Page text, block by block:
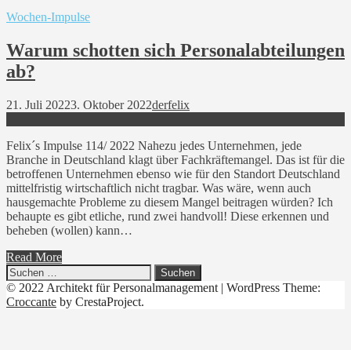
Wochen-Impulse
Warum schotten sich Personalabteilungen
ab?
21. Juli 20223. Oktober 2022derfelix
Felix´s Impulse 114/ 2022 Nahezu jedes Unternehmen, jede
Branche in Deutschland klagt über Fachkräftemangel. Das ist für die
betroffenen Unternehmen ebenso wie für den Standort Deutschland
mittelfristig wirtschaftlich nicht tragbar. Was wäre, wenn auch
hausgemachte Probleme zu diesem Mangel beitragen würden? Ich
behaupte es gibt etliche, rund zwei handvoll! Diese erkennen und
beheben (wollen) kann…
Read More
Suchen
nach:
© 2022 Architekt für Personalmanagement | WordPress Theme:
Croccante by CrestaProject.